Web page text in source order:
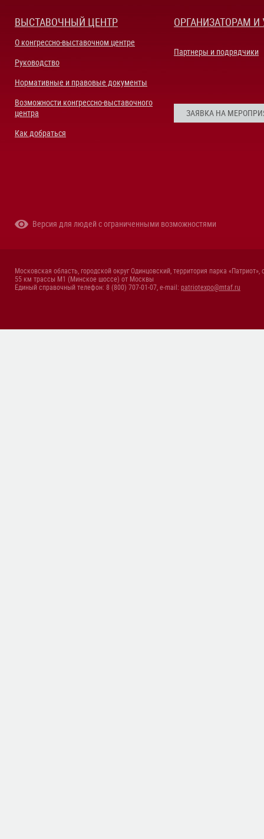
ВЫСТАВОЧНЫЙ ЦЕНТР
О конгрессно-выставочном центре
Руководство
Нормативные и правовые документы
Возможности конгрессно-выставочного
центра
Как добраться
ОРГАНИЗАТОРАМ
Партнеры и подрядчики
ЗАЯВКА НА
Версия для людей с ограниченными возможностями
Московская область, городской округ Одинцовский, территория парка «Патриот»,
55 км трассы М1 (Минское шоссе) от Москвы
Единый справочный телефон: 8 (800) 707-01-07, e-mail: patriotexpo@mtaf.ru